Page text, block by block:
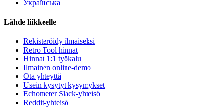
Українська
Lähde liikkeelle
Rekisteröidy ilmaiseksi
Retro Tool hinnat
Hinnat 1:1 työkalu
Ilmainen online-demo
Ota yhteyttä
Usein kysytyt kysymykset
Echometer Slack-yhteisö
Reddit-yhteisö